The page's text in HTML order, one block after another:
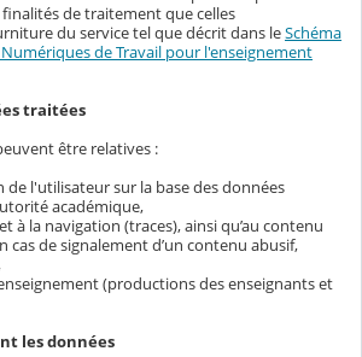
finalités de traitement que celles
du service tel que décrit dans leSchéma
de Travail pour l'enseignement
traitées
être relatives :
de l'utilisateur sur la base des données
académique,
à la navigation (traces), ainsi qu’au contenu
cas de signalement d’un contenu abusif,
(productions des enseignants et
les données